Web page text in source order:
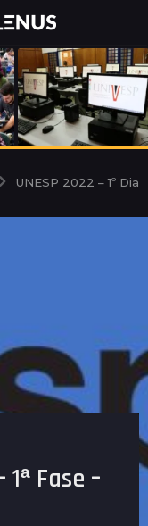
UNESP 2022 – 1º Dia
1ª Fase –